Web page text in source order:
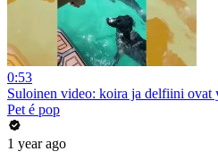
0:53
Suloinen video: koira ja delfiini ovat
Pet é pop
1 year ago